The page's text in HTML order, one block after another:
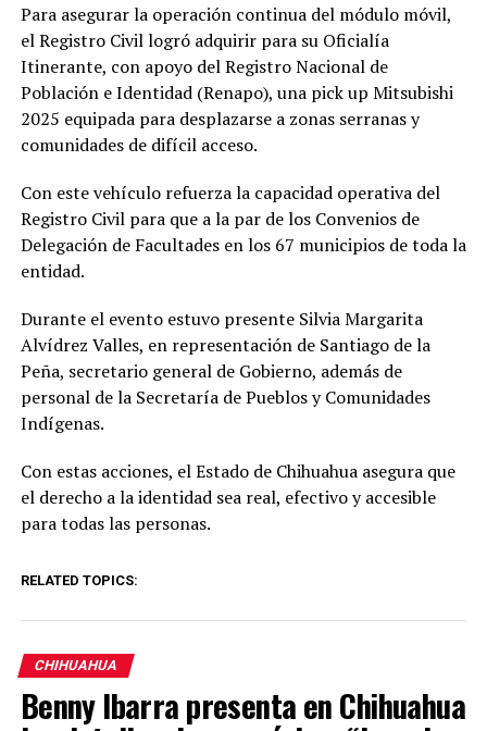
Para asegurar la operación continua del módulo móvil,
el Registro Civil logró adquirir para su Oficialía
Itinerante, con apoyo del Registro Nacional de
Población e Identidad (Renapo), una pick up Mitsubishi
2025 equipada para desplazarse a zonas serranas y
comunidades de difícil acceso.
Con este vehículo refuerza la capacidad operativa del
Registro Civil para que a la par de los Convenios de
Delegación de Facultades en los 67 municipios de toda la
entidad.
Durante el evento estuvo presente Silvia Margarita
Alvídrez Valles, en representación de Santiago de la
Peña, secretario general de Gobierno, además de
personal de la Secretaría de Pueblos y Comunidades
Indígenas.
Con estas acciones, el Estado de Chihuahua asegura que
el derecho a la identidad sea real, efectivo y accesible
para todas las personas.
RELATED TOPICS:
CHIHUAHUA
Benny Ibarra presenta en Chihuahua